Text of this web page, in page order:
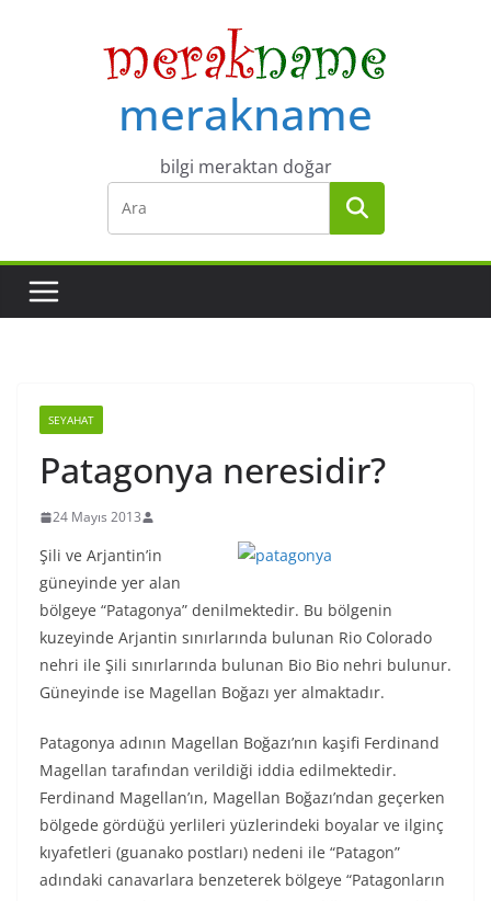
merakname
bilgi meraktan doğar
SEYAHAT
Patagonya neresidir?
24 Mayıs 2013
Şili ve Arjantin’in
güneyinde yer alan
bölgeye “Patagonya” denilmektedir. Bu bölgenin
kuzeyinde Arjantin sınırlarında bulunan Rio Colorado
nehri ile Şili sınırlarında bulunan Bio Bio nehri bulunur.
Güneyinde ise Magellan Boğazı yer almaktadır.
Patagonya adının Magellan Boğazı’nın kaşifi Ferdinand
Magellan tarafından verildiği iddia edilmektedir.
Ferdinand Magellan’ın, Magellan Boğazı’ndan geçerken
bölgede gördüğü yerlileri yüzlerindeki boyalar ve ilginç
kıyafetleri (guanako postları) nedeni ile “Patagon”
adındaki canavarlara benzeterek bölgeye “Patagonların